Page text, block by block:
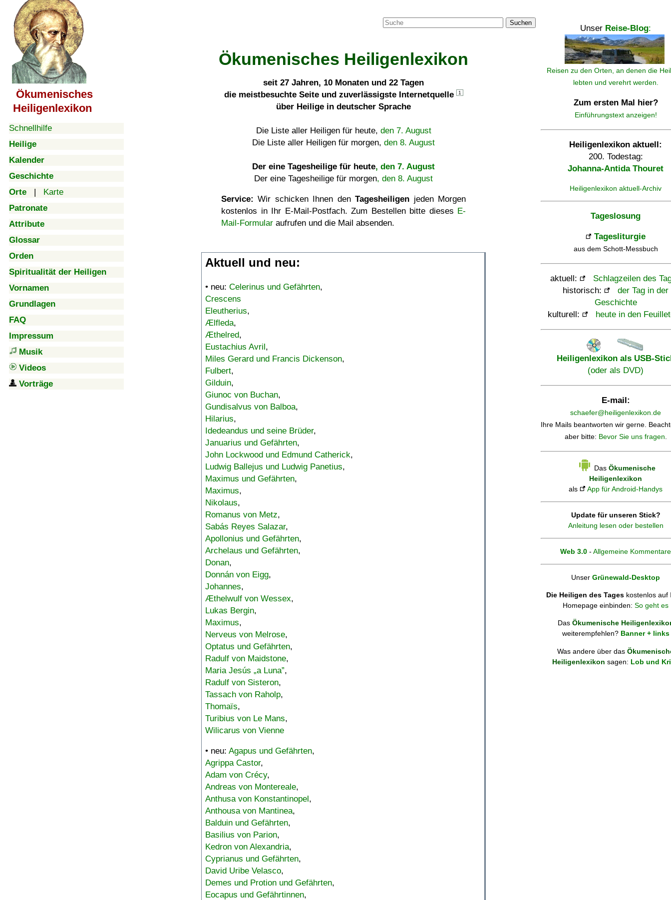
Ökumenisches
Heiligenlexikon
Schnellhilfe
Heilige
Kalender
Geschichte
Orte | Karte
Patronate
Attribute
Glossar
Orden
Spiritualität der Heiligen
Vornamen
Grundlagen
FAQ
Impressum
Musik
Videos
Vorträge
Suchen
Ökumenisches Heiligenlexikon
seit 27 Jahren, 10 Monaten und 22 Tagen
die meistbesuchte Seite und zuverlässigste Internetquelle
1
über Heilige in deutscher Sprache
Die Liste aller Heiligen für heute, den 7. August
Die Liste aller Heiligen für morgen, den 8. August
Der eine Tagesheilige für heute, den 7. August
Der eine Tagesheilige für morgen, den 8. August
Service: Wir schicken Ihnen denTagesheiligen jeden Morgen
kostenlos in Ihr E-Mail-Postfach. Zum Bestellen bitte dieses E-
Mail-Formular aufrufen und die Mail absenden.
Aktuell und neu:
• neu: Celerinus und Gefährten,
Crescens
Eleutherius,
Ælfleda,
Æthelred,
Eustachius Avril,
Miles Gerard und Francis Dickenson,
Fulbert,
Gilduin,
Giunoc von Buchan,
Gundisalvus von Balboa,
Hilarius,
Idedeandus und seine Brüder,
Januarius und Gefährten,
John Lockwood und Edmund Catherick,
Ludwig Ballejus und Ludwig Panetius,
Maximus und Gefährten,
Maximus,
Nikolaus,
Romanus von Metz,
Sabás Reyes Salazar,
Apollonius und Gefährten,
Archelaus und Gefährten,
Donan,
Donnán von Eigg,
Johannes,
Æthelwulf von Wessex,
Lukas Bergin,
Maximus,
Nerveus von Melrose,
Optatus und Gefährten,
Radulf von Maidstone,
Maria Jesús „a Luna”,
Radulf von Sisteron,
Tassach von Raholp,
Thomaïs,
Turibius von Le Mans,
Wilicarus von Vienne
• neu: Agapus und Gefährten,
Agrippa Castor,
Adam von Crécy,
Andreas von Montereale,
Anthusa von Konstantinopel,
Anthousa von Mantinea,
Balduin und Gefährten,
Basilius von Parion,
Kedron von Alexandria,
Cyprianus und Gefährten,
David Uribe Velasco,
Demes und Protion und Gefährten,
Eocapus und Gefährtinnen,
Unser Reise-Blog:
Reisen zu den Orten, an denen die
lebten und verehrt werden.
Zum ersten Mal hier?
Einführungstext anzeigen!
Heiligenlexikon aktuell:
200. Todestag:
Johanna-Antida Thouret
Heiligenlexikon aktuell-Archiv
Tageslosung
Tagesliturgie
aus dem Schott-Messbuch
aktuell:
Schlagzeilen des
historisch:
der Tag in der
Geschichte
kulturell:
heute in den
Heiligenlexikon als USB-
(oder als DVD)
E-mail:
schaefer@heiligenlexikon.de
Ihre Mails beantworten wir gerne.
aber bitte: Bevor Sie uns fragen.
Das Ökumenische
Heiligenlexikon
als
App für Android-Handys
Update für unseren Stick?
Anleitung lesen oder bestellen
Web 3.0 - Allgemeine Kommentare
Unser Grünewald-Desktop
Die Heiligen des Tages kostenlos auf
Homepage einbinden: So geht es
Das Ökumenische
weiterempfehlen? Banner + links
Was andere über das
Heiligenlexikon sagen: Lob und